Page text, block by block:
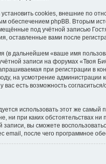
cookies, внешние по
обеспечением phpBB. Вторым
под учётной записью
оставленные вами после
дальнейшем «ваше имя
записи на форумах «Твоя
при регистрации в
на усмотрение
есть возможность
использовать этот же самый
при каких обстоятельствах
вы сможете
после чего программное